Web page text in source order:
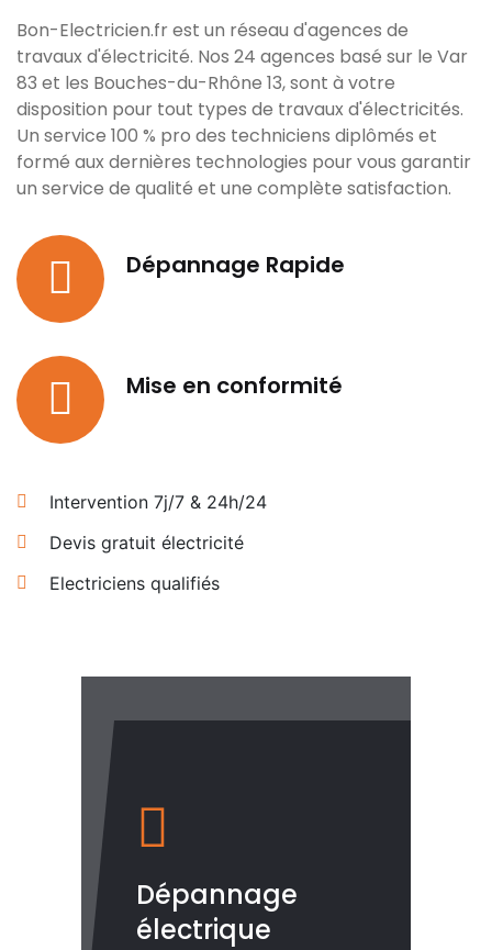
Bon-Electricien.fr est un réseau d'agences de
travaux d'électricité. Nos 24 agences basé sur le Var
83 et les Bouches-du-Rhône 13, sont à votre
disposition pour tout types de travaux d'électricités.
Un service 100 % pro des techniciens diplômés et
formé aux dernières technologies pour vous garantir
un service de qualité et une complète satisfaction.
Dépannage Rapide
Mise en conformité
Intervention 7j/7 & 24h/24
Devis gratuit électricité
Electriciens qualifiés
Dépannage
électrique